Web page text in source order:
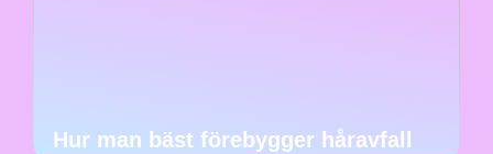
Hur man bäst förebygger håravfall